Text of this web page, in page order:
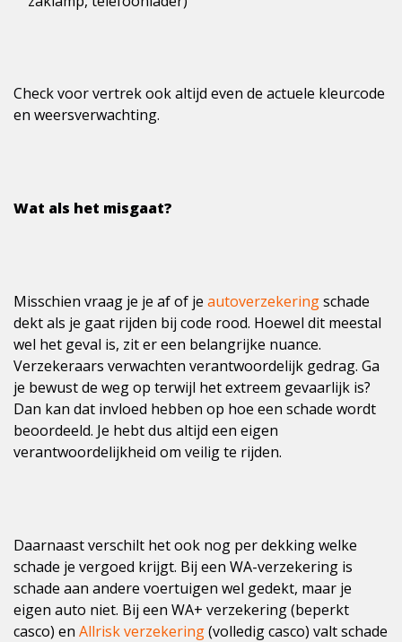
Check voor vertrek ook altijd even de actuele kleurcode
en weersverwachting.
Wat als het misgaat?
Misschien vraag je je af of je autoverzekeringschade
dekt als je gaat rijden bij code rood. Hoewel dit meestal
wel het geval is, zit er een belangrijke nuance.
Verzekeraars verwachten verantwoordelijk gedrag. Ga
je bewust de weg op terwijl het extreem gevaarlijk is?
Dan kan dat invloed hebben op hoe een schade wordt
beoordeeld. Je hebt dus altijd een eigen
verantwoordelijkheid om veilig te rijden.
Daarnaast verschilt het ook nog per dekking welke
schade je vergoed krijgt. Bij een WA-verzekering is
schade aan andere voertuigen wel gedekt, maar je
eigen auto niet. Bij een WA+ verzekering (beperkt
casco) en Allrisk verzekering(volledig casco) valt schade